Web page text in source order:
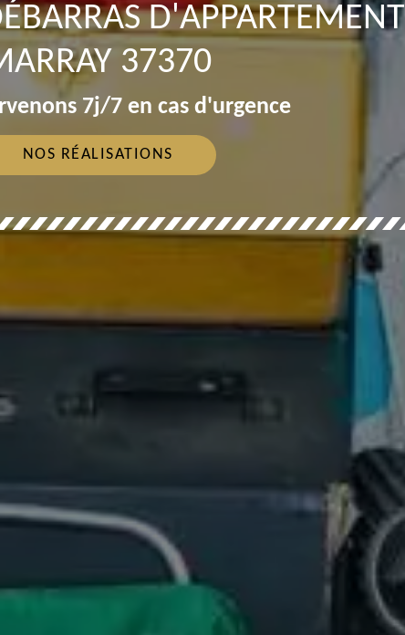
D'APPARTEMENT
37370
7j/7 en cas d'urgence
NOS RÉALISATIONS